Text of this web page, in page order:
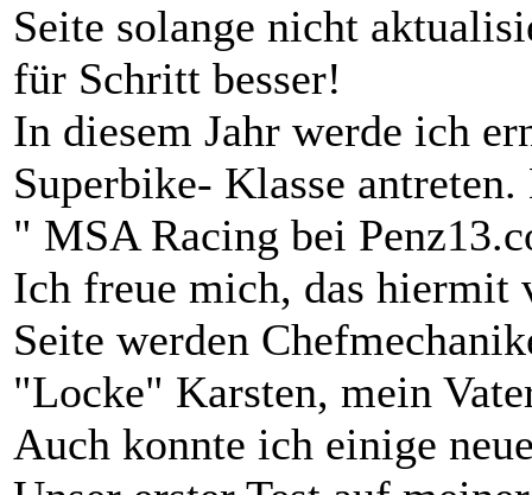
Seite solange nicht
für Schritt besser!
In diesem Jahr werde ich
Superbike- Klasse
" MSA Racing bei
Ich freue mich, das hiermit
Seite werden
"Locke" Karsten, mein
Auch konnte ich einige